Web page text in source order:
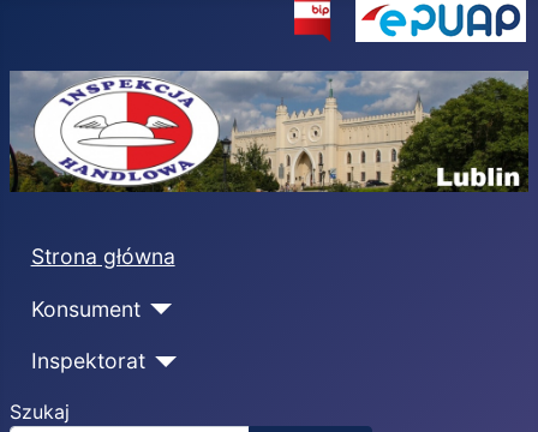
Strona główna
Konsument
Inspektorat
Szukaj